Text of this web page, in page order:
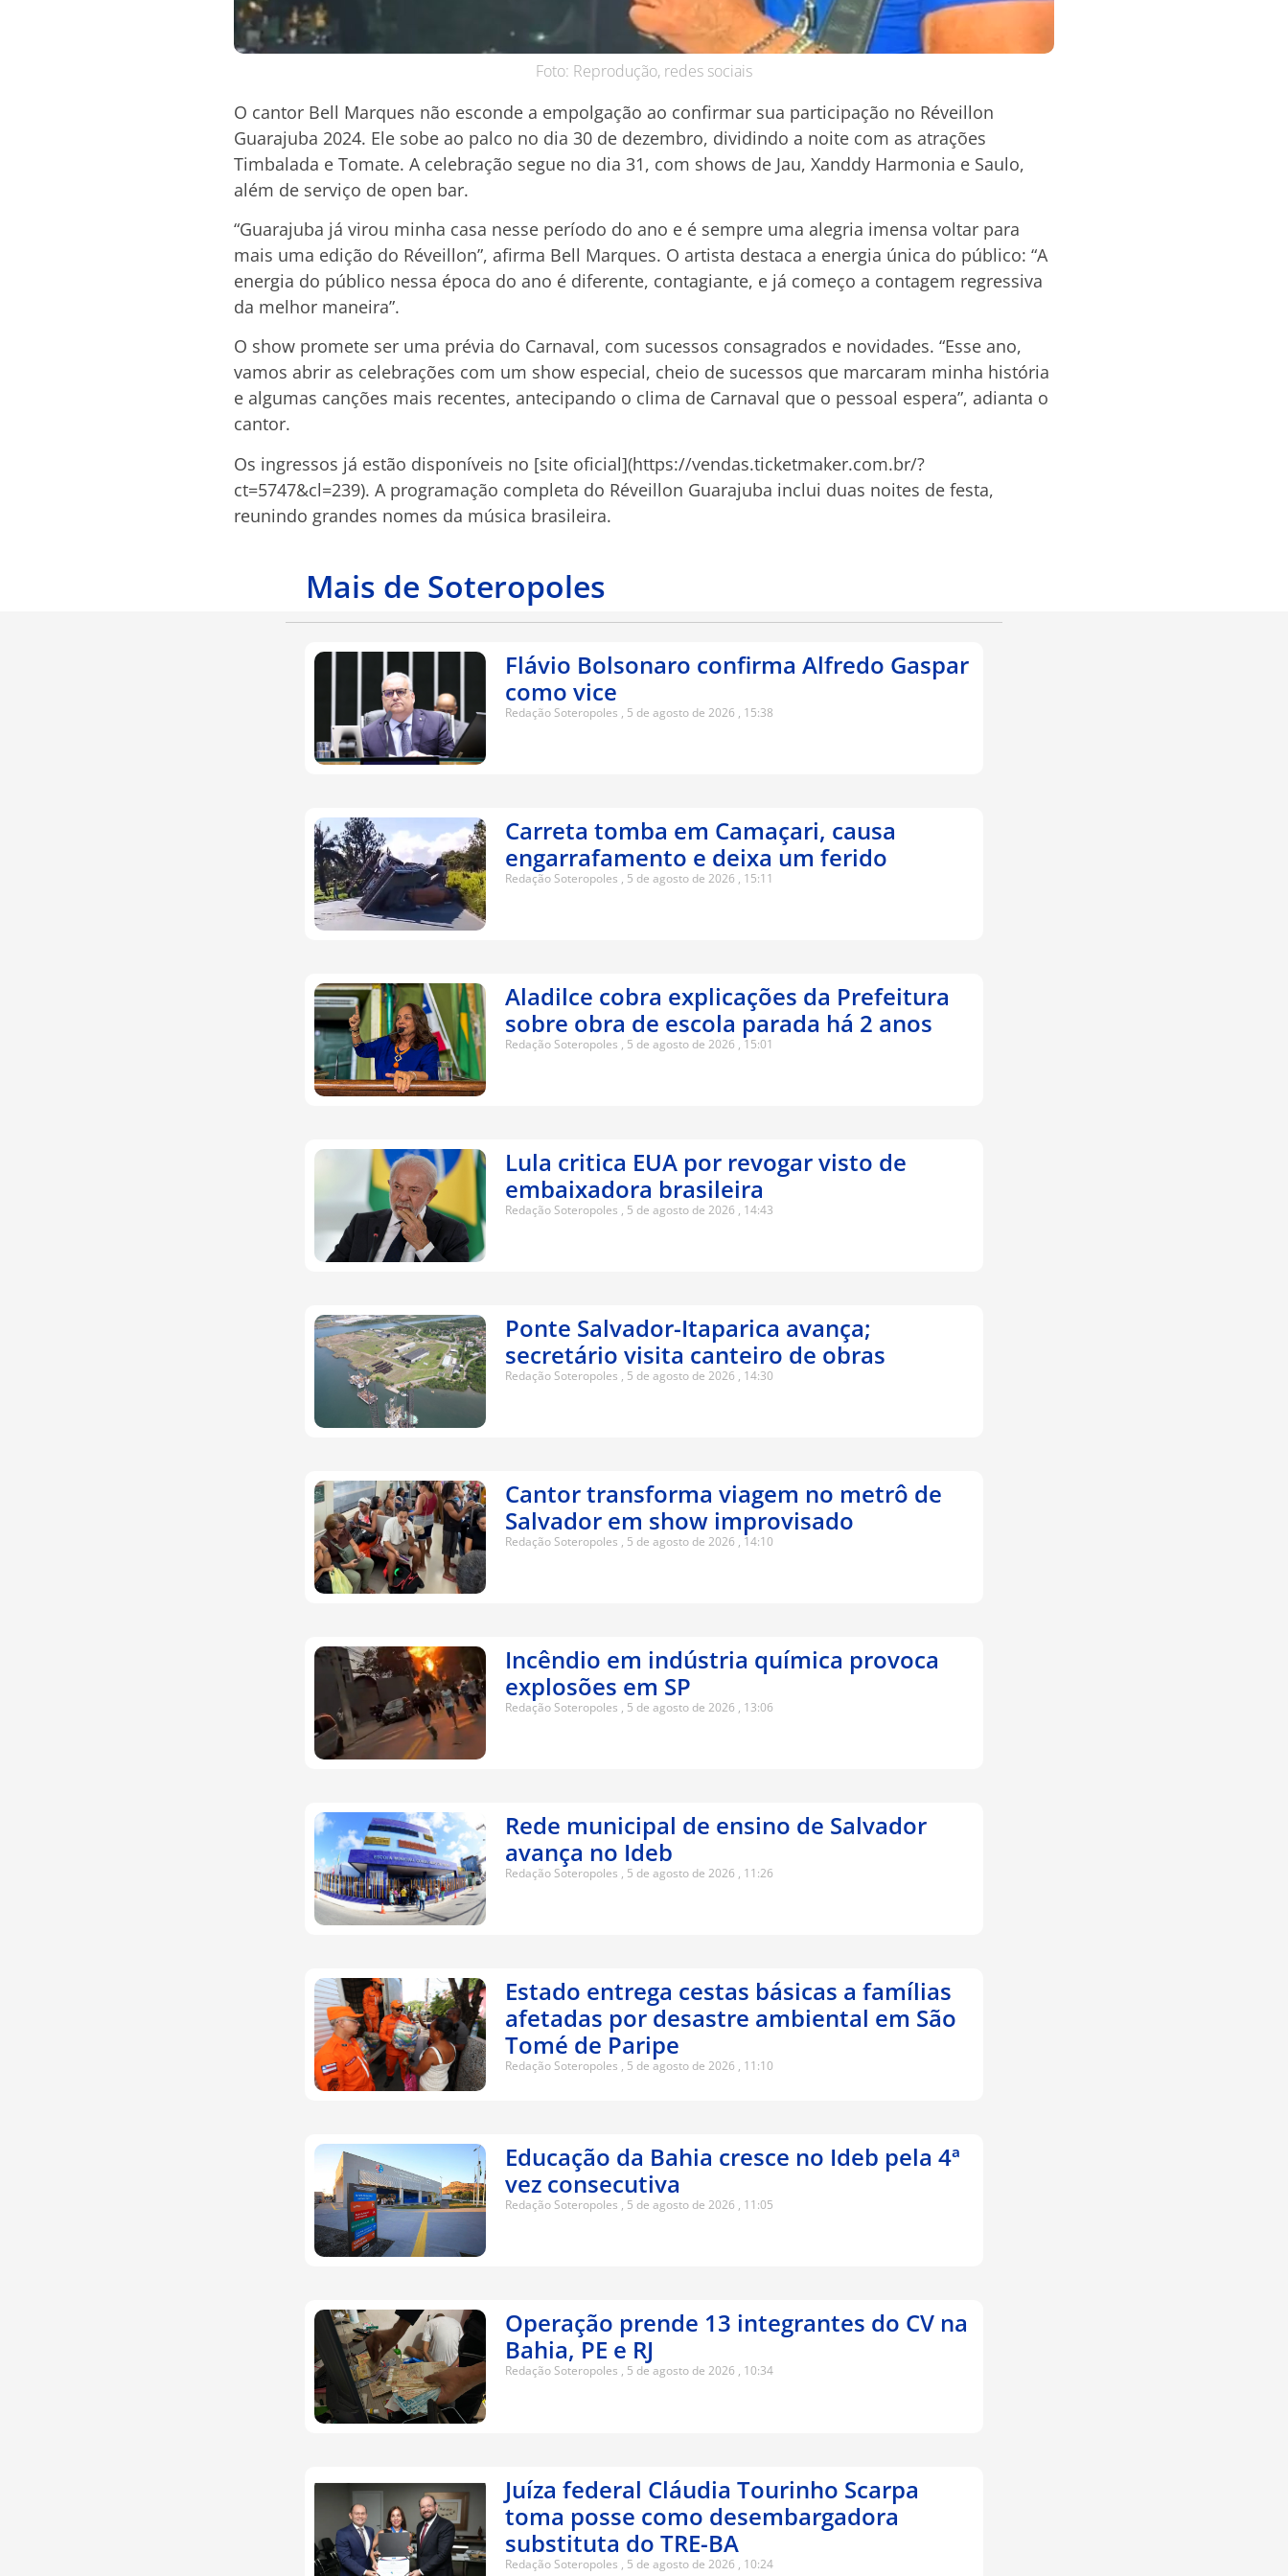
Foto: Reprodução, redes sociais
O cantor Bell Marques não esconde a empolgação ao confirmar sua participação no Réveillon
Guarajuba 2024. Ele sobe ao palco no dia 30 de dezembro, dividindo a noite com as atrações
Timbalada e Tomate. A celebração segue no dia 31, com shows de Jau, Xanddy Harmonia e Saulo,
além de serviço de open bar.
“Guarajuba já virou minha casa nesse período do ano e é sempre uma alegria imensa voltar para
mais uma edição do Réveillon”, afirma Bell Marques. O artista destaca a energia única do público: “A
energia do público nessa época do ano é diferente, contagiante, e já começo a contagem regressiva
da melhor maneira”.
O show promete ser uma prévia do Carnaval, com sucessos consagrados e novidades. “Esse ano,
vamos abrir as celebrações com um show especial, cheio de sucessos que marcaram minha história
e algumas canções mais recentes, antecipando o clima de Carnaval que o pessoal espera”, adianta o
cantor.
Os ingressos já estão disponíveis no [site oficial](https://vendas.ticketmaker.com.br/?
ct=5747&cl=239). A programação completa do Réveillon Guarajuba inclui duas noites de festa,
reunindo grandes nomes da música brasileira.
Mais de Soteropoles
Flávio Bolsonaro confirma Alfredo Gaspar
como vice
Redação Soteropoles 5 de agosto de 2026 15:38
Carreta tomba em Camaçari, causa
engarrafamento e deixa um ferido
Redação Soteropoles 5 de agosto de 2026 15:11
Aladilce cobra explicações da Prefeitura
sobre obra de escola parada há 2 anos
Redação Soteropoles 5 de agosto de 2026 15:01
Lula critica EUA por revogar visto de
embaixadora brasileira
Redação Soteropoles 5 de agosto de 2026 14:43
Ponte Salvador-Itaparica avança;
secretário visita canteiro de obras
Redação Soteropoles 5 de agosto de 2026 14:30
Cantor transforma viagem no metrô de
Salvador em show improvisado
Redação Soteropoles 5 de agosto de 2026 14:10
Incêndio em indústria química provoca
explosões em SP
Redação Soteropoles 5 de agosto de 2026 13:06
Rede municipal de ensino de Salvador
avança no Ideb
Redação Soteropoles 5 de agosto de 2026 11:26
Estado entrega cestas básicas a famílias
afetadas por desastre ambiental em São
Tomé de Paripe
Redação Soteropoles 5 de agosto de 2026 11:10
Educação da Bahia cresce no Ideb pela 4ª
vez consecutiva
Redação Soteropoles 5 de agosto de 2026 11:05
Operação prende 13 integrantes do CV na
Bahia, PE e RJ
Redação Soteropoles 5 de agosto de 2026 10:34
Juíza federal Cláudia Tourinho Scarpa
toma posse como desembargadora
substituta do TRE-BA
Redação Soteropoles 5 de agosto de 2026 10:24